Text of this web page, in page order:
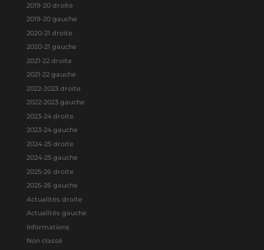
2019-20 droite
2019-20 gauche
2020-21 droite
2020-21 gauche
2021-22 droite
2021-22 gauche
2022-2023 droite
2022-2023 gauche
2023-24 droite
2023-24 gauche
2024-25 droite
2024-25 gauche
2025-26 droite
2025-26 gauche
Actualités droite
Actualités gauche
Informations
Non classé